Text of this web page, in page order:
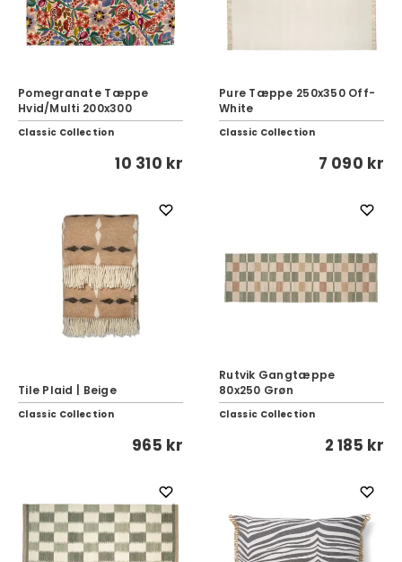
Pomegranate Tæppe
Hvid/Multi 200x300
Classic Collection
10 310 kr
Pure Tæppe 250x350 Off-
White
Classic Collection
7 090 kr
Tile Plaid | Beige
Classic Collection
965 kr
Rutvik Gangtæppe
80x250 Grøn
Classic Collection
2 185 kr